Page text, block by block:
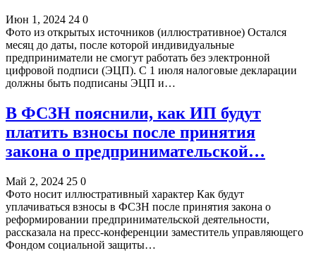
Июн 1, 2024 24 0
Фото из открытых источников (иллюстративное) Остался
месяц до даты, после которой индивидуальные
предприниматели не смогут работать без электронной
цифровой подписи (ЭЦП). С 1 июля налоговые декларации
должны быть подписаны ЭЦП и…
В ФСЗН пояснили, как ИП будут
платить взносы после принятия
закона о предпринимательской…
Май 2, 2024 25 0
Фото носит иллюстративный характер Как будут
уплачиваться взносы в ФСЗН после принятия закона о
реформировании предпринимательской деятельности,
рассказала на пресс-конференции заместитель управляющего
Фондом социальной защиты…